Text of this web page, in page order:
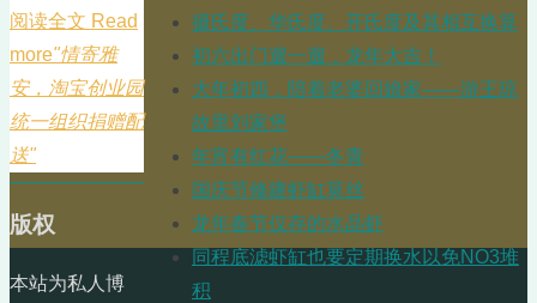
阅读全文 Read
more"情寄雅
安，淘宝创业园
统一组织捐赠配
送"
摄氏度、华氏度、开氏度及其相互换算
初六出门遛一遛，龙年大吉！
大年初四，陪着老婆回娘家——游王琼
故里刘家堡
年宵有红花——冬青
国庆节修建虾缸莫丝
龙年春节仅存的水晶虾
同程底滤虾缸也要定期换水以免NO3堆
积
版权
本站为私人博